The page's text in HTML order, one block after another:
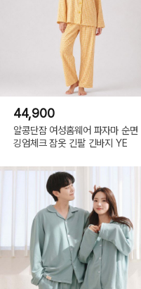
44,900
알콩단잠 여성홈웨어 파자마 순면
깅엄체크 잠옷 긴팔 긴바지 YE